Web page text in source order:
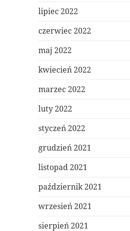
lipiec 2022
czerwiec 2022
maj 2022
kwiecień 2022
marzec 2022
luty 2022
styczeń 2022
grudzień 2021
listopad 2021
październik 2021
wrzesień 2021
sierpień 2021